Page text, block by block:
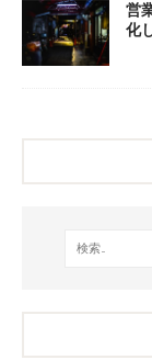
営
化